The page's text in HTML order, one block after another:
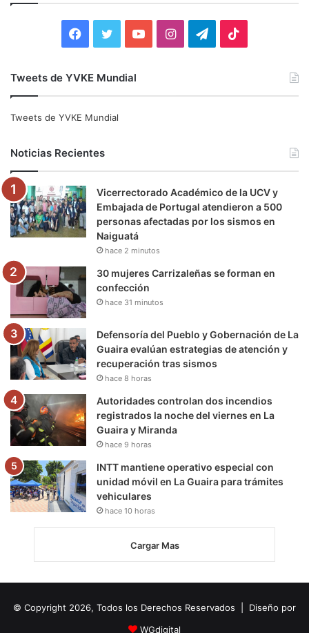
:
e
o
o
k
t
e
r
b
e
I
g
r
a
r
a
m
k
Tweets de YVKE Mundial
Tweets de YVKE Mundial
Noticias Recientes
Vicerrectorado Académico de la UCV y
Embajada de Portugal atendieron a 500
personas afectadas por los sismos en
Naiguatá
hace 2 minutos
30 mujeres Carrizaleñas se forman en
confección
hace 31 minutos
Defensoría del Pueblo y Gobernación de La
Guaira evalúan estrategias de atención y
recuperación tras sismos
hace 8 horas
Autoridades controlan dos incendios
registrados la noche del viernes en La
Guaira y Miranda
hace 9 horas
INTT mantiene operativo especial con
unidad móvil en La Guaira para trámites
vehiculares
hace 10 horas
Cargar Mas
© Copyright 2026, Todos los Derechos Reservados | Diseño por
WGdigital